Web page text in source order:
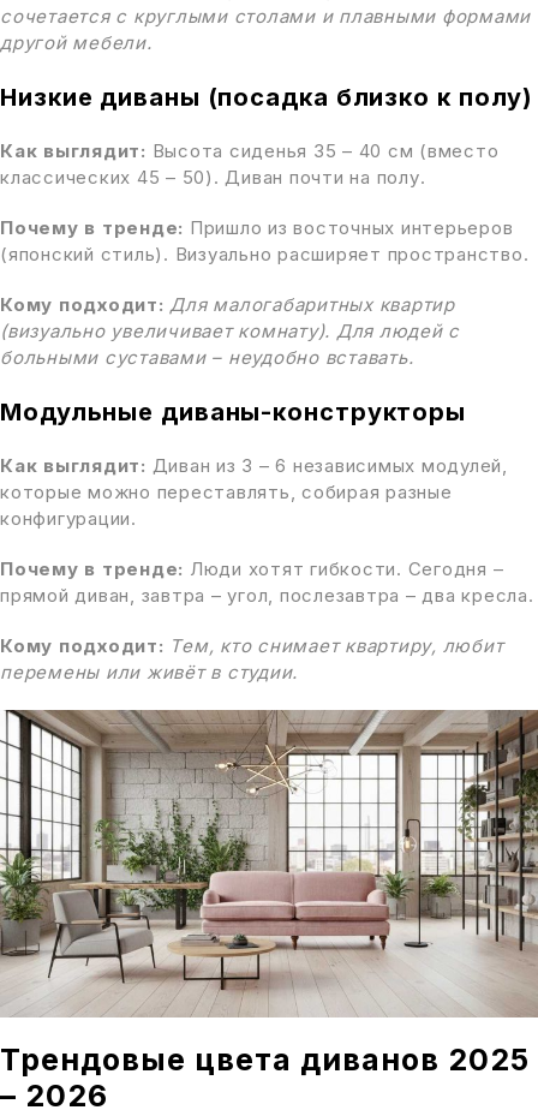
сочетается с круглыми столами и плавными формами
другой мебели.
Низкие диваны (посадка близко к полу)
Как выглядит: Высота сиденья 35 – 40 см (вместо
классических 45 – 50). Диван почти на полу.
Почему в тренде: Пришло из восточных интерьеров
(японский стиль). Визуально расширяет пространство.
Кому подходит: Для малогабаритных квартир
(визуально увеличивает комнату). Для людей с
больными суставами – неудобно вставать.
Модульные диваны-конструкторы
Как выглядит: Диван из 3 – 6 независимых модулей,
которые можно переставлять, собирая разные
конфигурации.
Почему в тренде: Люди хотят гибкости. Сегодня –
прямой диван, завтра – угол, послезавтра – два кресла.
Кому подходит: Тем, кто снимает квартиру, любит
перемены или живёт в студии.
Трендовые цвета диванов 2025
– 2026